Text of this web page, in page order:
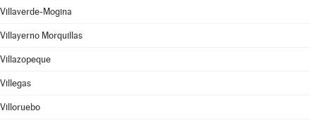
Villaverde-Mogina
Villayerno Morquillas
Villazopeque
Villegas
Villoruebo